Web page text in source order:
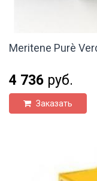
Meritene Purè
4 736 руб.
Заказать